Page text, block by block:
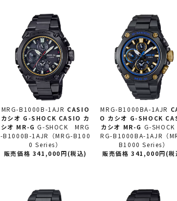
MRG-B1000B-1AJR CASIO
カシオ G-SHOCK CASIO カ
シオ MR-GG-SHOCK MRG
-B1000B-1AJR（MRG-B100
0 Series）
販売価格 341,000円(税込)
MRG-B1000BA-1AJR
O カシオ G-SHOCK
カシオ MR-G G-
RG-B1000BA-1AJR（
B1000 Series）
販売価格 341,000円(税